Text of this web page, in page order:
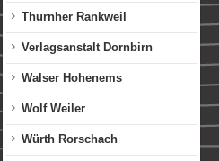
Thurnher Rankweil
Verlagsanstalt Dornbirn
Walser Hohenems
Wolf Weiler
Würth Rorschach